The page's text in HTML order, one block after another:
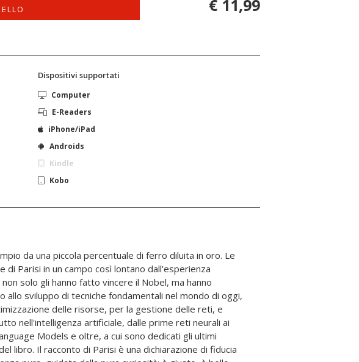
€ 11,99
Dispositivi supportati
Computer
E-Readers
iPhone/iPad
Androids
Kindle
Kobo